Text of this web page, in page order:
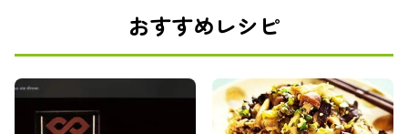
おすすめレシピ